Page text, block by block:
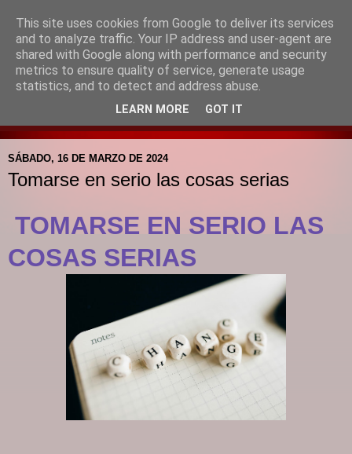
Blog de la Pastoral del
Colegio Santa Mª de la
Providencia
SÁBADO, 16 DE MARZO DE 2024
Tomarse en serio las cosas serias
TOMARSE EN SERIO LAS
COSAS SERIAS
This site uses cookies from Google to deliver its services
and to analyze traffic. Your IP address and user-agent are
shared with Google along with performance and security
metrics to ensure quality of service, generate usage
statistics, and to detect and address abuse.
LEARN MORE GOT IT